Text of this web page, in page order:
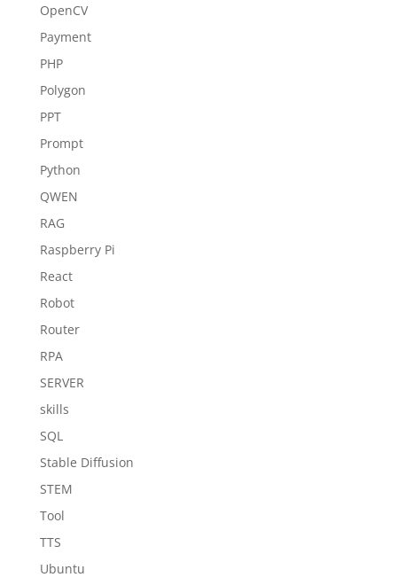
OpenCV
Payment
PHP
Polygon
PPT
Prompt
Python
QWEN
RAG
Raspberry Pi
React
Robot
Router
RPA
SERVER
skills
SQL
Stable Diffusion
STEM
Tool
TTS
Ubuntu